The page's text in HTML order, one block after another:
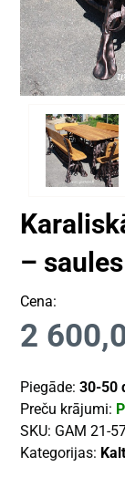
–
Cena:
2
Piegāde:30-50
Preču krājumi:
SKU: GAM 21-
Kategorijas: